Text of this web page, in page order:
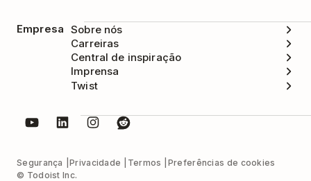
Empresa Sobre nós
Carreiras
Central de inspiração
Imprensa
Twist
Segurança Privacidade Termos
Preferências de cookies
© Todoist Inc.